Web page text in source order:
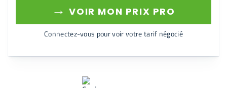
→ VOIR MON PRIX PRO
Connectez-vous pour voir votre tarif négocié